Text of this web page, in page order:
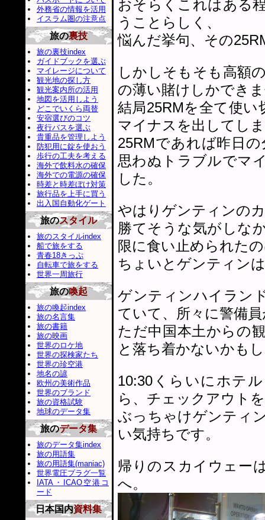
おそらくこれはある
うことらしく、
悩んだ挙句、その
しかしそもそも高額
の薄い賭けしかでき
結局25RMを全て使
マイナスを出してし
25RMであれば昨日
思わぬトラブルでマ
した。
やはりゲンティンの
勝てそうな気がしな
限に食い止められた
ちょいとゲンティン
ゲンティンハイラン
ていて、所々に警備
ただ中国本土からの
と落ち着かないかも
10:30くらいにホテ
ら、チェックアウト
ぶっちゃけゲンティ
い気持ちです。
帰りのスカイウェー
へ。
外務省の情報を活用
イスラム圏の注意点
旅の裏技
旅の裏技index
ガイドブックを選ぶ
マイレージについて
観光地の探し方
観光案内所の活用
地図を活用しよう
どこでいくら両替
安宿選びのコツ
夜行バスを選ぶ
貴重品を管理しよう
防犯用に錠を使おう
歩行の工夫を考える
海外で飲料水の確保
海外での電源の確保
時差と時差ぼけ対策
旅行品を上手に買う
出入国自動化ゲート
旅のスタイル
旅のスタイルindex
船で旅をする
青春18きっぷ
自転車で旅をする
世界一周旅行
旅の喚起
旅の喚起index
旅の名言集
旅の書籍
旅の映画
世界のロケ地
世界の探検家たち
世界の珍空港
地名の諺
欧州の美術作品
世界のブランド
旅の資格試験
地球のデータ集
旅のデータ集
旅のデータ集index
旅の用語集
旅の用語集(maniac)
世界電圧プラグ一覧
IATA・ICAO空港コ
ード
日本国内資料集